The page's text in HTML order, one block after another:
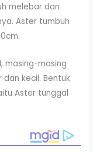
melebar dan
Aster tumbuh
masing-masing
kecil. Bentuk
Aster tunggal